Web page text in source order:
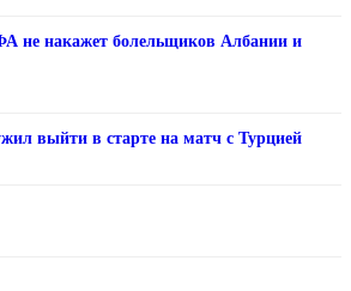
не накажет болельщиков Албании и
выйти в старте на матч с Турцией